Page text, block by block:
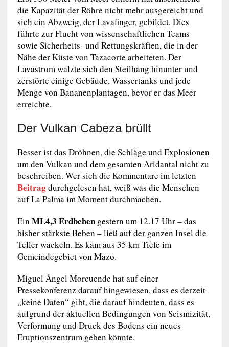
die Kapazität der Röhre nicht mehr ausgereicht und
sich ein Abzweig, der Lavafinger, gebildet. Dies
führte zur Flucht von wissenschaftlichen Teams
sowie Sicherheits- und Rettungskräften, die in der
Nähe der Küste von Tazacorte arbeiteten. Der
Lavastrom walzte sich den Steilhang hinunter und
zerstörte einige Gebäude, Wassertanks und jede
Menge von Bananenplantagen, bevor er das Meer
erreichte.
Der Vulkan Cabeza brüllt
Besser ist das Dröhnen, die Schläge und Explosionen
um den Vulkan und dem gesamten Aridantal nicht zu
beschreiben. Wer sich die Kommentare im letzten
Beitragdurchgelesen hat, weiß was die Menschen
auf La Palma im Moment durchmachen.
Ein ML4,3 Erdbebengestern um 12.17 Uhr – das
bisher stärkste Beben – ließ auf der ganzen Insel die
Teller wackeln. Es kam aus 35 km Tiefe im
Gemeindegebiet von Mazo.
Miguel Ángel Morcuende hat auf einer
Pressekonferenz darauf hingewiesen, dass es derzeit
„keine Daten“ gibt, die darauf hindeuten, dass es
aufgrund der aktuellen Bedingungen von Seismizität,
Verformung und Druck des Bodens ein neues
Eruptionszentrum geben könnte.